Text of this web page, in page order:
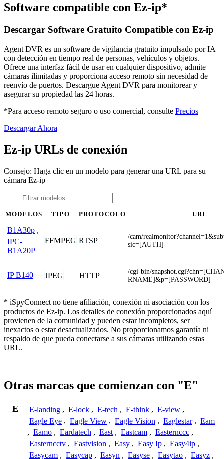
Software compatible con Ez-ip*
Descargar Software Gratuito Compatible con Ez-ip
Agent DVR es un software de vigilancia gratuito impulsado por IA
con detección en tiempo real de personas, vehículos y objetos.
Ofrece una interfaz fácil de usar en cualquier dispositivo, admite
cámaras ilimitadas y proporciona acceso remoto sin necesidad de
reenvío de puertos. Descargue Agent DVR para monitorear y
asegurar su propiedad las 24 horas.
*Para acceso remoto seguro o uso comercial, consulte Precios
Descargar Ahora
Ez-ip URLs de conexión
Consejo: Haga clic en un modelo para generar una URL para su
cámara Ez-ip
MODELOS TIPO PROTOCOLO URL
B1A30p ,
IPC-
B1A20P
FFMPEG RTSP
/cam/
sic=[AUTH]
IP B140 JPEG HTTP
/cgi-bin/
RNAME]&p=[PASSWORD]
* iSpyConnect no tiene afiliación, conexión ni asociación con los
productos de Ez-ip. Los detalles de conexión proporcionados aquí
provienen de la comunidad y pueden estar incompletos, ser
inexactos o estar desactualizados. No proporcionamos garantía ni
respaldo de que pueda conectarse a sus cámaras utilizando estas
URL.
Otras marcas que comienzan con "E"
E E-landing , E-lock , E-tech , E-think , E-view ,
Eagle Eye , Eagle View , Eagle Vision , Eaglestar , Eam
, Eamo , Eardatech , East , Eastcam , Easternccc ,
Easterncctv , Eastvision , Easy , Easy Ip , Easy4ip ,
Easycam , Easycap , Easyn , Easyse , Easytao , Easyz ,